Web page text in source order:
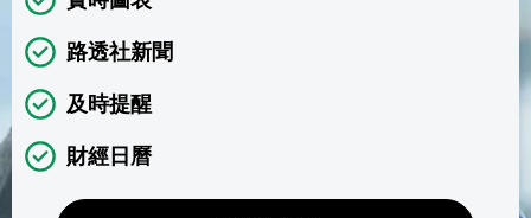
路透社新聞
及時提醒
財經日曆